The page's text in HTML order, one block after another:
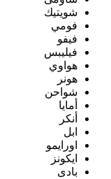
شويتيك
فومي
فيفو
فيليبس
هواوي
هونر
شواحن
أمايا
أنكر
ابل
اورايمو
ايكونز
بادى